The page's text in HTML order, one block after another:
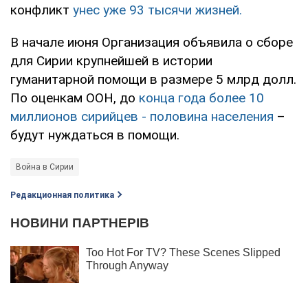
конфликт унес уже 93 тысячи жизней.
В начале июня Организация объявила о сборе
для Сирии крупнейшей в истории
гуманитарной помощи в размере 5 млрд долл.
По оценкам ООН, до конца года более 10
миллионов сирийцев - половина населения –
будут нуждаться в помощи.
Война в Сирии
Редакционная политика